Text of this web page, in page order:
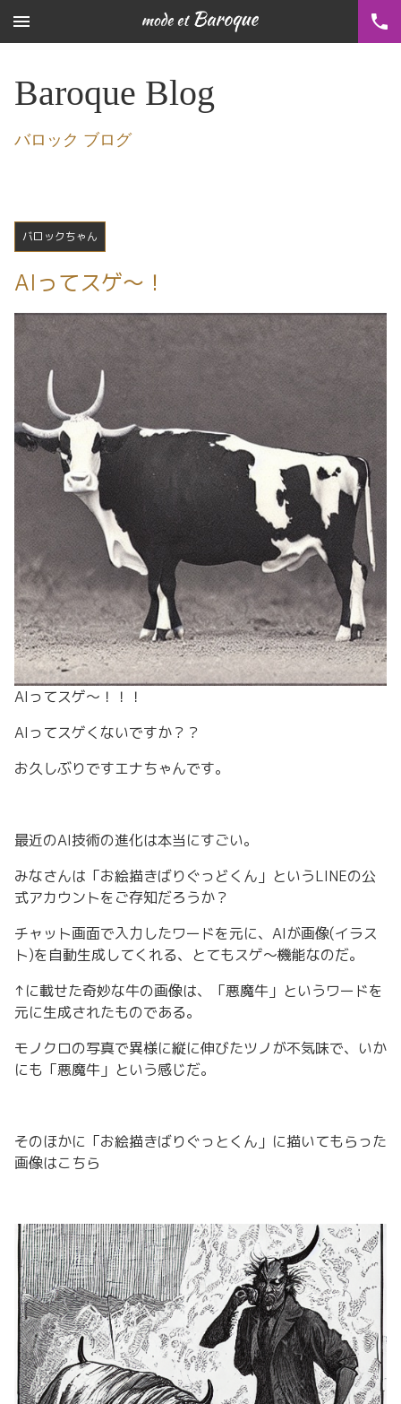
phone
menu
Baroque Blog
バロック ブログ
AIってスゲ〜！
バロックちゃん
AIってスゲ〜！！！
AIってスゲくないですか？？
お久しぶりですエナちゃんです。
最近のAI技術の進化は本当にすごい。
みなさんは「お絵描きばりぐっどくん」というLINEの公
式アカウントをご存知だろうか？
チャット画面で入力したワードを元に、AIが画像(イラス
ト)を自動生成してくれる、とてもスゲ〜機能なのだ。
↑に載せた奇妙な牛の画像は、「悪魔牛」というワードを
元に生成されたものである。
モノクロの写真で異様に縦に伸びたツノが不気味で、いか
にも「悪魔牛」という感じだ。
そのほかに「お絵描きばりぐっとくん」に描いてもらった
画像はこちら